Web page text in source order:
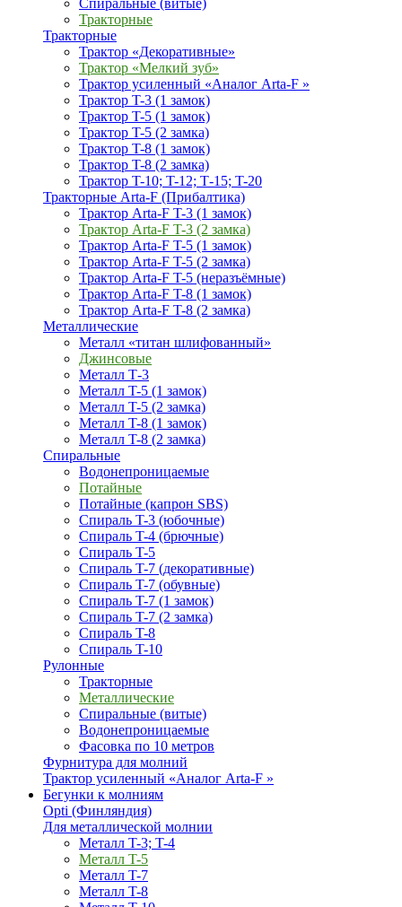
Спиральные (витые)
Тракторные
Тракторные
Трактор «Декоративные»
Трактор «Мелкий зуб»
Трактор усиленный «Аналог Arta-F »
Трактор T-3 (1 замок)
Трактор T-5 (1 замок)
Трактор T-5 (2 замка)
Трактор T-8 (1 замок)
Трактор T-8 (2 замка)
Трактор T-10; T-12; Т-15; T-20
Тракторные Arta-F (Прибалтика)
Трактор Arta-F T-3 (1 замок)
Трактор Arta-F T-3 (2 замка)
Трактор Arta-F T-5 (1 замок)
Трактор Arta-F T-5 (2 замка)
Трактор Arta-F T-5 (неразъёмные)
Трактор Arta-F T-8 (1 замок)
Трактор Arta-F T-8 (2 замка)
Металлические
Металл «титан шлифованный»
Джинсовые
Металл Т-3
Металл T-5 (1 замок)
Металл T-5 (2 замка)
Металл T-8 (1 замок)
Металл T-8 (2 замка)
Спиральные
Водонепроницаемые
Потайные
Потайные (капрон SBS)
Спираль T-3 (юбочные)
Спираль T-4 (брючные)
Спираль T-5
Спираль T-7 (декоративные)
Спираль T-7 (обувные)
Спираль T-7 (1 замок)
Спираль T-7 (2 замка)
Спираль T-8
Спираль T-10
Рулонные
Тракторные
Металлические
Спиральные (витые)
Водонепроницаемые
Фасовка по 10 метров
Фурнитура для молний
Трактор усиленный «Аналог Arta-F »
Бегунки к молниям
Opti (Финляндия)
Для металлической молнии
Металл T-3; T-4
Металл T-5
Металл T-7
Металл T-8